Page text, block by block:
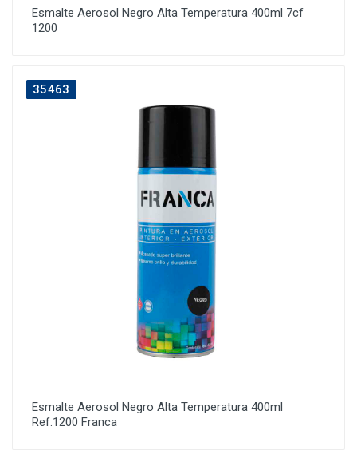
Esmalte Aerosol Negro Alta Temperatura 400ml 7cf
1200
35463
Esmalte Aerosol Negro Alta Temperatura 400ml
Ref.1200 Franca